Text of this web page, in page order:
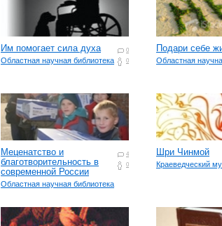
0
0
Им помогает сила духа
Областная научная библиотека
Подари себе
Областная
4
0
Меценатство и
благотворительность в
современной России
Областная научная библиотека
Шри Чинмой
Краеведческий